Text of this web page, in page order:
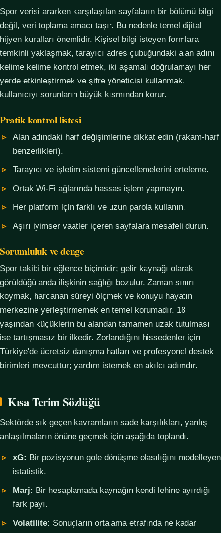
Spor verisi ararken karşılaşılan sayfaların bir bölümü bilgi
değil, veri toplama amacı taşır. Bu nedenle temel dijital
hijyen kuralları önemlidir. Kişisel bilgi isteyen formlara
temkinli yaklaşmak, tarayıcı adres çubuğundaki alan adını
kelime kelime kontrol etmek, iki aşamalı doğrulamayı her
yerde etkinleştirmek ve şifre yöneticisi kullanmak,
kullanıcıyı sorunların büyük kısmından korur.
Pratik kontrol listesi
Alan adındaki harf değişimlerine dikkat edin (rakam-harf
benzerlikleri).
Tarayıcı ve işletim sistemi güncellemelerini erteleme.
Ortak Wi-Fi ağlarında hassas işlem yapmayın.
Her platform için farklı ve uzun parola kullanın.
Aşırı iyimser vaatler içeren sayfalara mesafeli durun.
Sorumluluk ve denge
Spor takibi bir eğlence biçimidir; gelir kaynağı olarak
görüldüğü anda ilişkinin sağlığı bozulur. Zaman sınırı
koymak, harcanan süreyi ölçmek ve konuyu hayatın
merkezine yerleştirmemek en temel korumadır. 18
yaşından küçüklerin bu alandan tamamen uzak tutulması
ise tartışmasız bir ilkedir. Zorlandığını hissedenler için
Türkiye'de ücretsiz danışma hatları ve profesyonel destek
birimleri mevcuttur; yardım istemek en akılcı adımdır.
Kısa Terim Sözlüğü
Sektörde sık geçen kavramların sade karşılıkları, yanlış
anlaşılmaların önüne geçmek için aşağıda toplandı.
xG: Bir pozisyonun gole dönüşme olasılığını modelleyen
istatistik.
Marj: Bir hesaplamada kaynağın kendi lehine ayırdığı
fark payı.
Volatilite: Sonuçların ortalama etrafında ne kadar